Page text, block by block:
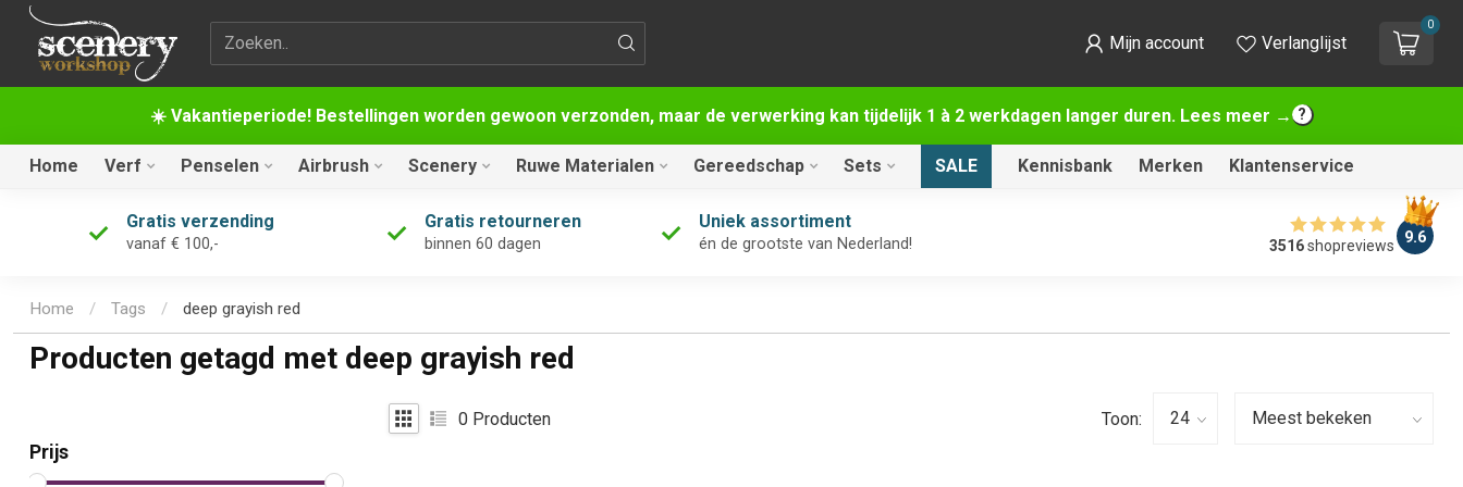
☀️ Vakantieperiode! Bestellingen worden gewoon verzonden, maar de verwerking kan tijdelijk 1 à 2 werkdagen langer duren. Lees meer →
Zoekterm Mijn account Verlanglijst
0
Home Verf Penselen Airbrush Scenery Ruwe Materialen Gereedschap Sets SALE Kennisbank Merken Klantenservice
Gratis verzending
vanaf € 100,-
Gratis retourneren
binnen 60 dagen
Uniek assortiment
én de grootste van Nederland! 3516shopreviews 9.6
Home / Tags / deep grayish red
Producten getagd met deep grayish red
Prijs
0 Producten Toon: